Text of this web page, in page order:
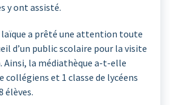
y ont assisté.
laïque a prêté une attention toute
d’un public scolaire pour la visite
Ainsi, la médiathèque a-t-elle
collégiens et 1 classe de lycéens
élèves.